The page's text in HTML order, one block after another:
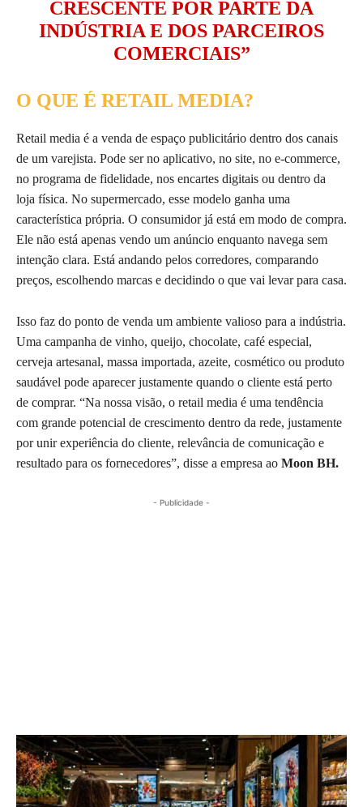
CRESCENTE POR PARTE DA
INDÚSTRIA E DOS PARCEIROS
COMERCIAIS”
O QUE É RETAIL MEDIA?
Retail media é a venda de espaço publicitário dentro dos canais
de um varejista. Pode ser no aplicativo, no site, no e-commerce,
no programa de fidelidade, nos encartes digitais ou dentro da
loja física. No supermercado, esse modelo ganha uma
característica própria. O consumidor já está em modo de compra.
Ele não está apenas vendo um anúncio enquanto navega sem
intenção clara. Está andando pelos corredores, comparando
preços, escolhendo marcas e decidindo o que vai levar para casa.
Isso faz do ponto de venda um ambiente valioso para a indústria.
Uma campanha de vinho, queijo, chocolate, café especial,
cerveja artesanal, massa importada, azeite, cosmético ou produto
saudável pode aparecer justamente quando o cliente está perto
de comprar. “Na nossa visão, o retail media é uma tendência
com grande potencial de crescimento dentro da rede, justamente
por unir experiência do cliente, relevância de comunicação e
resultado para os fornecedores”, disse a empresa ao Moon BH.
- Publicidade -